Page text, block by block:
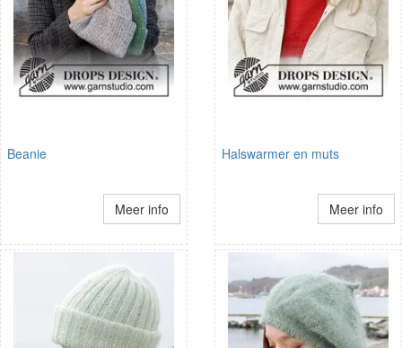
Beanie
Meer info
Halswarmer en muts
Meer info